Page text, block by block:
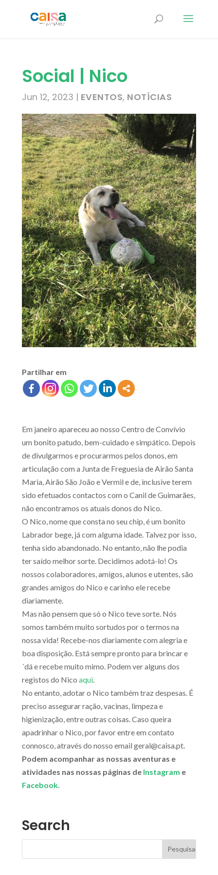
Social | Nico
Jun 12, 2023 | EVENTOS, NOTÍCIAS
Partilhar em
Em janeiro apareceu ao nosso Centro de Convívio
um bonito patudo, bem-cuidado e simpático. Depois
de divulgarmos e procurarmos pelos donos, em
articulação com a Junta de Freguesia de Airão Santa
Maria, Airão São João e Vermil e de, inclusive terem
sido efetuados contactos com o Canil de Guimarães,
não encontramos os atuais donos do Nico.
O Nico, nome que consta no seu chip, é um bonito
Labrador bege, já com alguma idade. Talvez por isso,
tenha sido abandonado. No entanto, não lhe podia
ter saído melhor sorte. Decidimos adotá-lo! Os
nossos colaboradores, amigos, alunos e utentes, são
grandes amigos do Nico e carinho ele recebe
diariamente.
Mas não pensem que só o Nico teve sorte. Nós
somos também muito sortudos por o termos na
nossa vida! Recebe-nos diariamente com alegria e
boa disposição. Está sempre pronto para brincar e
´dá e recebe muito mimo. Podem ver alguns dos
registos do Nico aqui.
No entanto, adotar o Nico também traz despesas. É
preciso assegurar ração, vacinas, limpeza e
higienização, entre outras coisas. Caso queira
apadrinhar o Nico, por favor entre em contato
connosco, através do nosso email geral@caisa.pt.
Podem acompanhar as nossas aventuras e
atividades nas nossas páginas de Instagram e
Facebook.
Search